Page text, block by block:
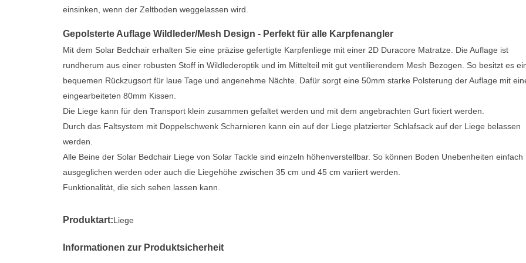
einsinken, wenn der Zeltboden weggelassen wird.
Gepolsterte Auflage Wildleder/Mesh Design - Perfekt für alle Karpfenangler
Mit dem Solar Bedchair erhalten Sie eine präzise gefertigte Karpfenliege mit einer 2D Duracore Matratze. Die Auflage ist
rundherum aus einer robusten Stoff in Wildlederoptik und im Mittelteil mit gut ventilierendem Mesh Bezogen. So besitzt es
bequemen Rückzugsort für laue Tage und angenehme Nächte. Dafür sorgt eine 50mm starke Polsterung der Auflage mit
eingearbeiteten 80mm Kissen.
Die Liege kann für den Transport klein zusammen gefaltet werden und mit dem angebrachten Gurt fixiert werden.
Durch das Faltsystem mit Doppelschwenk Scharnieren kann ein auf der Liege platzierter Schlafsack auf der Liege belassen
werden.
Alle Beine der Solar Bedchair Liege von Solar Tackle sind einzeln höhenverstellbar. So können Boden Unebenheiten einfach
ausgeglichen werden oder auch die Liegehöhe zwischen 35 cm und 45 cm variiert werden.
Funktionalität, die sich sehen lassen kann.
Produktart:Liege
Informationen zur Produktsicherheit